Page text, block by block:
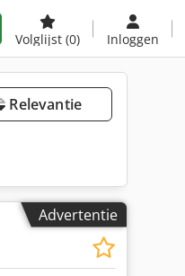
Volglijst (0) Inloggen
Relevantie
Advertentie